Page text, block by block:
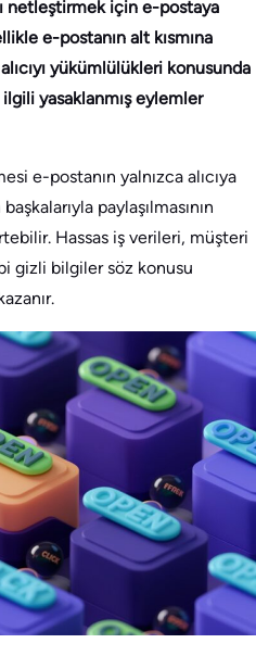
netleştirmek için e-postaya
e-postanın alt kısmına
yükümlülükleri konusunda
yasaklanmış eylemler
e-postanın yalnızca alıcıya
paylaşılmasının
Hassas iş verileri, müşteri
gizli bilgiler söz konusu